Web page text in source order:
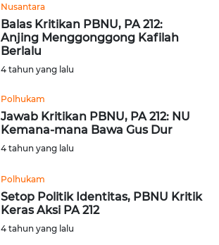
Nusantara
Balas Kritikan PBNU, PA 212:
Anjing Menggonggong Kafilah
Berlalu
4 tahun yang lalu
Polhukam
Jawab Kritikan PBNU, PA 212: NU
Kemana-mana Bawa Gus Dur
4 tahun yang lalu
Polhukam
Setop Politik Identitas, PBNU Kritik
Keras Aksi PA 212
4 tahun yang lalu